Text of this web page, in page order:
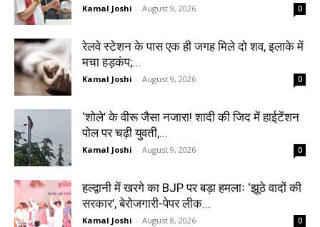
Kamal Joshi - August 9, 2026 0
रेलवे स्टेशन के पास एक ही जगह मिले दो शव, इलाके में
मचा हड़कंप;...
Kamal Joshi - August 9, 2026 0
‘शोले’ के वीरू जैसा नजारा! शादी की जिद में हाईटेंशन
पोल पर चढ़ी युवती,...
Kamal Joshi - August 9, 2026 0
हल्द्वानी में खरगे का BJP पर बड़ा हमलाः ‘झूठे वादों की
सरकार’, बेरोजगारी-पेपर लीक...
Kamal Joshi - August 8, 2026 0